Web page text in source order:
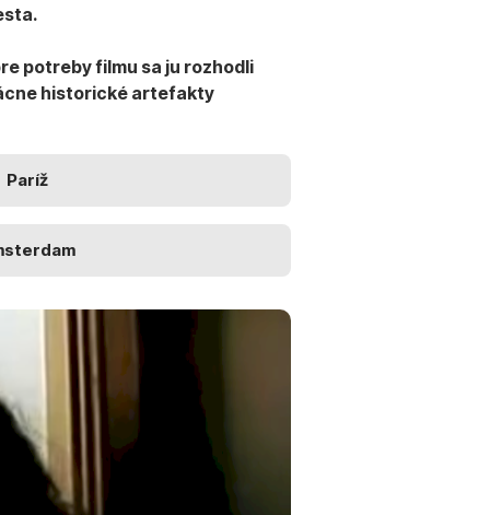
potreby filmu sa ju rozhodli
historické artefakty
Paríž